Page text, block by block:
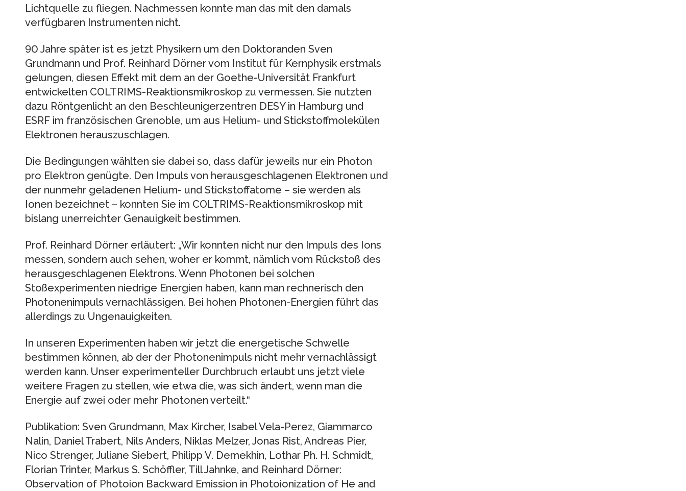
Lichtquelle zu fliegen. Nachmessen konnte man das mit den damals
verfügbaren Instrumenten nicht.
90 Jahre später ist es jetzt Physikern um den Doktoranden Sven
Grundmann und Prof. Reinhard Dörner vom Institut für Kernphysik erstmals
gelungen, diesen Effekt mit dem an der Goethe-Universität Frankfurt
entwickelten COLTRIMS-Reaktionsmikroskop zu vermessen. Sie nutzten
dazu Röntgenlicht an den Beschleunigerzentren DESY in Hamburg und
ESRF im französischen Grenoble, um aus Helium- und Stickstoffmolekülen
Elektronen herauszuschlagen.
Die Bedingungen wählten sie dabei so, dass dafür jeweils nur ein Photon
pro Elektron genügte. Den Impuls von herausgeschlagenen Elektronen und
der nunmehr geladenen Helium- und Stickstoffatome – sie werden als
Ionen bezeichnet – konnten Sie im COLTRIMS-Reaktionsmikroskop mit
bislang unerreichter Genauigkeit bestimmen.
Prof. Reinhard Dörner erläutert: „Wir konnten nicht nur den Impuls des Ions
messen, sondern auch sehen, woher er kommt, nämlich vom Rückstoß des
herausgeschlagenen Elektrons. Wenn Photonen bei solchen
Stoßexperimenten niedrige Energien haben, kann man rechnerisch den
Photonenimpuls vernachlässigen. Bei hohen Photonen-Energien führt das
allerdings zu Ungenauigkeiten.
In unseren Experimenten haben wir jetzt die energetische Schwelle
bestimmen können, ab der der Photonenimpuls nicht mehr vernachlässigt
werden kann. Unser experimenteller Durchbruch erlaubt uns jetzt viele
weitere Fragen zu stellen, wie etwa die, was sich ändert, wenn man die
Energie auf zwei oder mehr Photonen verteilt.“
Publikation: Sven Grundmann, Max Kircher, Isabel Vela-Perez, Giammarco
Nalin, Daniel Trabert, Nils Anders, Niklas Melzer, Jonas Rist, Andreas Pier,
Nico Strenger, Juliane Siebert, Philipp V. Demekhin, Lothar Ph. H. Schmidt,
Florian Trinter, Markus S. Schöffler, Till Jahnke, and Reinhard Dörner:
Observation of Photoion Backward Emission in Photoionization of He and